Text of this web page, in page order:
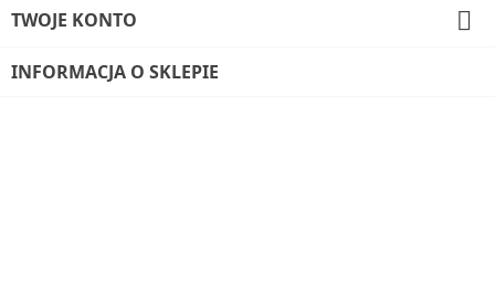
TWOJE KONTO 
INFORMACJA O SKLEPIE